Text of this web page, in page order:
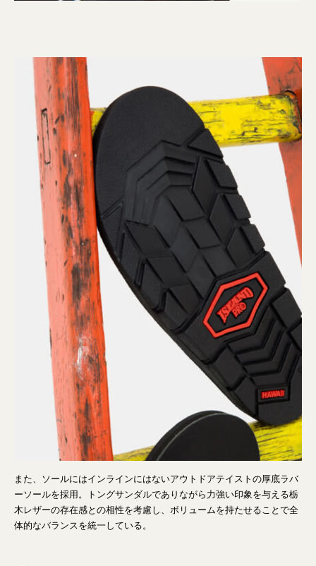
また、ソールにはインラインにはないアウトドアテイストの厚底ラバ
ーソールを採⽤。トングサンダルでありながら⼒強い印象を与える栃
⽊レザーの存在感との相性を考慮し、ボリュームを持たせることで全
体的なバランスを統⼀している。